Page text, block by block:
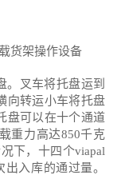
货架操作设备
。叉车将托盘运到
向转运小车将托盘
盘可以在十个通道
重力高达850千克
下，十四个viapal
入库的通过量。